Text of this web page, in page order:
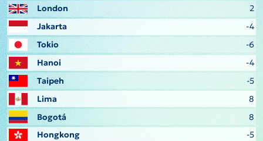
London
2
Jakarta
-4
Tokio
-6
Hanoi
-4
Taipeh
-5
Lima
8
Bogotá
8
Hongkong
-5